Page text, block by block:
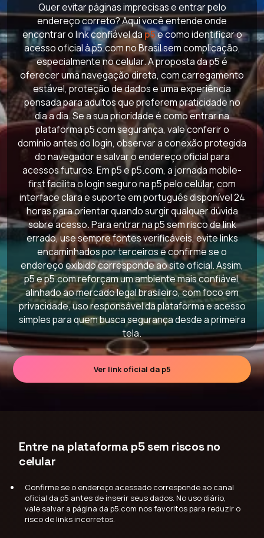
Quer evitar páginas imprecisas e entrar pelo
endereço correto? Aqui você entende onde
encontrar o link confiável dap5e como identificar o
acesso oficial à p5.com no Brasil sem complicação,
especialmente no celular. A proposta da p5 é
oferecer uma navegação direta, com carregamento
estável, proteção de dados e uma experiência
pensada para adultos que preferem praticidade no
dia a dia. Se a sua prioridade é como entrar na
plataforma p5 com segurança, vale conferir o
domínio antes do login, observar a conexão protegida
do navegador e salvar o endereço oficial para
acessos futuros. Em p5 e p5.com, a jornada mobile-
first facilita o login seguro na p5 pelo celular, com
interface clara e suporte em português disponível 24
horas para orientar quando surgir qualquer dúvida
sobre acesso. Para entrar na p5 sem risco de link
errado, use sempre fontes verificáveis, evite links
encaminhados por terceiros e confirme se o
endereço exibido corresponde ao site oficial. Assim,
p5 e p5.com reforçam um ambiente mais confiável,
alinhado ao mercado legal brasileiro, com foco em
privacidade, uso responsável da plataforma e acesso
simples para quem busca segurança desde a primeira
tela.
Ver link oficial da p5
Entre na plataforma p5 sem riscos no
celular
Confirme se o endereço acessado corresponde ao canal
oficial da p5 antes de inserir seus dados. No uso diário,
vale salvar a página da p5.com nos favoritos para reduzir o
risco de links incorretos.